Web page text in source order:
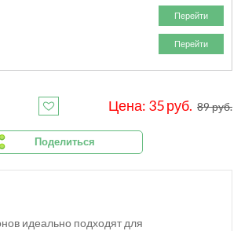
Перейти
Перейти
Цена: 35 руб. 89 руб.
Поделиться
идеально подходят для